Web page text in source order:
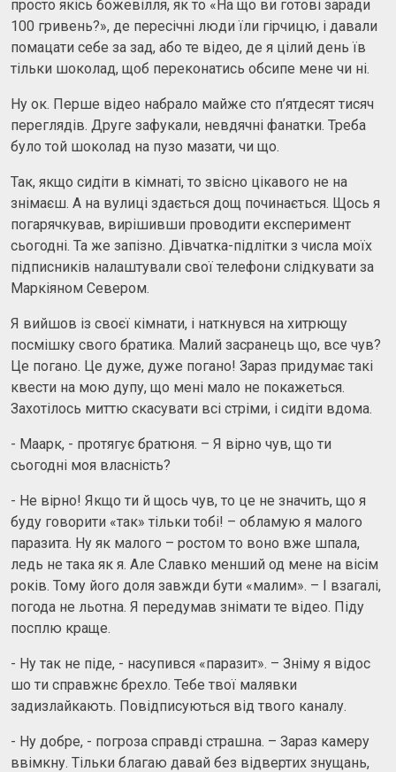
просто якісь божевілля, як то «На що ви готові заради
100 гривень?», де пересічні люди їли гірчицю, і давали
помацати себе за зад, або те відео, де я цілий день їв
тільки шоколад, щоб переконатись обсипе мене чи ні.
Ну ок. Перше відео набрало майже сто п’ятдесят тисяч
переглядів. Друге зафукали, невдячні фанатки. Треба
було той шоколад на пузо мазати, чи що.
Так, якщо сидіти в кімнаті, то звісно цікавого не на
знімаєш. А на вулиці здається дощ починається. Щось я
погарячкував, вирішивши проводити експеримент
сьогодні. Та же запізно. Дівчатка-підлітки з числа моїх
підписників налаштували свої телефони слідкувати за
Маркіяном Севером.
Я вийшов із своєї кімнати, і наткнувся на хитрющу
посмішку свого братика. Малий засранець що, все чув?
Це погано. Це дуже, дуже погано! Зараз придумає такі
квести на мою дупу, що мені мало не покажеться.
Захотілось миттю скасувати всі стріми, і сидіти вдома.
- Маарк, - протягує братюня. – Я вірно чув, що ти
сьогодні моя власність?
- Не вірно! Якщо ти й щось чув, то це не значить, що я
буду говорити «так» тільки тобі! – обламую я малого
паразита. Ну як малого – ростом то воно вже шпала,
ледь не така як я. Але Славко менший од мене на вісім
років. Тому його доля завжди бути «малим». – І взагалі,
погода не льотна. Я передумав знімати те відео. Піду
посплю краще.
- Ну так не піде, - насупився «паразит». – Зніму я відос
шо ти справжнє брехло. Тебе твої малявки
задизлайкають. Повідписуються від твого каналу.
- Ну добре, - погроза справді страшна. – Зараз камеру
ввімкну. Тільки благаю давай без відвертих знущань,